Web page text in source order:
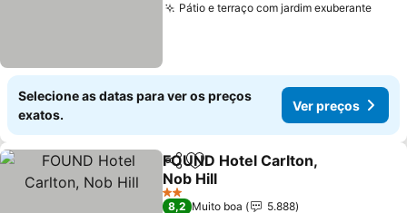
Pátio e terraço com jardim exuberanteVer
Selecione as datas para ver os preços
exatos.
Ver preços
PartilharAdicionar aos favoritos
FOUND Hotel Carlton,
Nob Hill
Ver preços
2 Estrelas
8,2 Muito boa 5.888